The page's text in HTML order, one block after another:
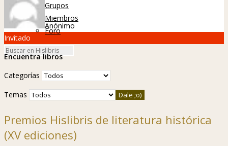
Grupos
Miembros
Foro
Anónimo
Invitado
Encuentra libros
Categorías
Temas
Premios Hislibris de literatura histórica
(XV ediciones)